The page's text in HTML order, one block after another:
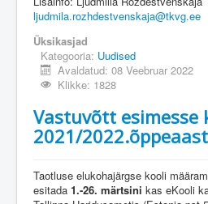
ljudmila.rozhdestvenskaja@tkvg.ee
Üksikasjad
Kategooria: Uudised
Avaldatud: 08 Veebruar 2022
Klikke: 1828
Vastuvõtt esimesse
2021/
Taotluse elukohajärgse kooli
esitada 1.-26. märtsini kas eKooli